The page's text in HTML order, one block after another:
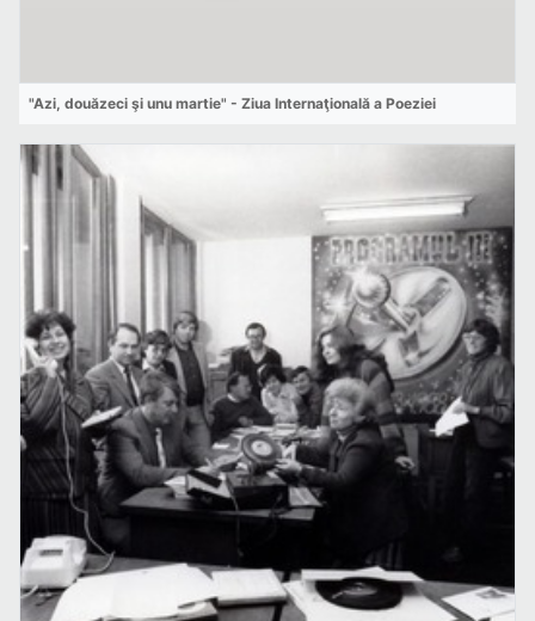
"Azi, douăzeci şi unu martie" - Ziua Internaţională a Poeziei